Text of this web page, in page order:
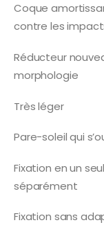
Coque
contre les
Réducteur
morphologie
Très léger
Pare-soleil qui
Fixation en un
séparément
Fixation sans